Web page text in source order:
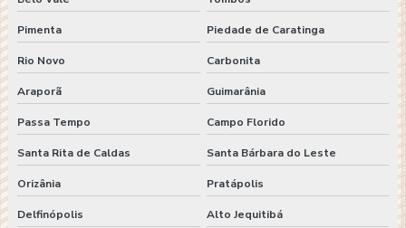
Pimenta Piedade de Caratinga
Rio Novo Carbonita
Araporã Guimarânia
Passa Tempo Campo Florido
Santa Rita de Caldas Santa Bárbara do Leste
Orizânia Pratápolis
Delfinópolis Alto Jequitibá